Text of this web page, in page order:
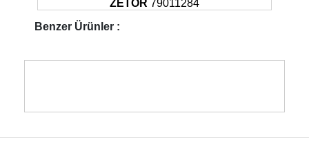
ZETOR 79011284
Benzer Ürünler :